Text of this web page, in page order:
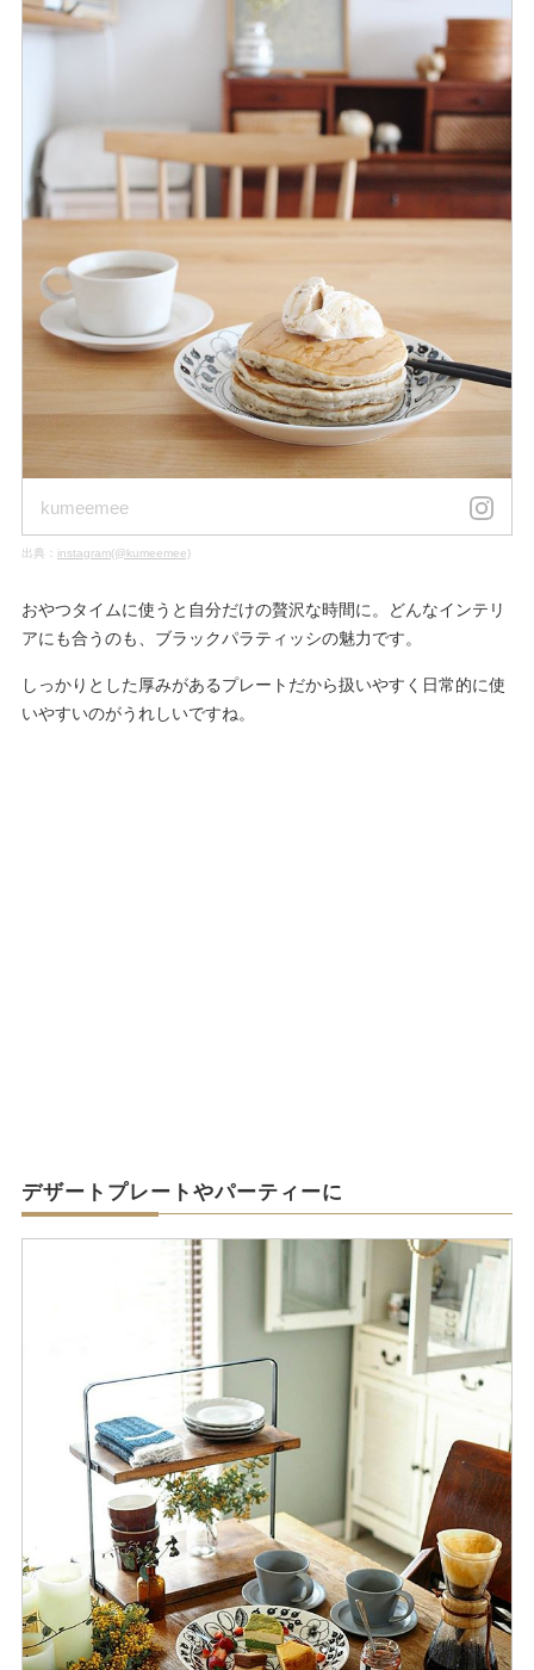
kumeemee
出典： instagram(@kumeemee)
おやつタイムに使うと自分だけの贅沢な時間に。どんなインテリ
アにも合うのも、ブラックパラティッシの魅力です。
しっかりとした厚みがあるプレートだから扱いやすく日常的に使
いやすいのがうれしいですね。
デザートプレートやパーティーに